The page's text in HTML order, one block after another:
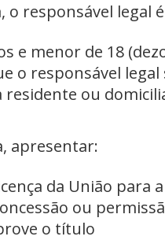
responsável legal
e menor de 18
o responsável
ou
apresentar:
da União
ou
o título